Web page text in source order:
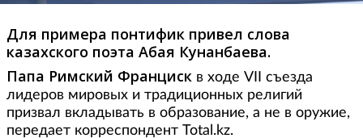
Для примера понтифик привел слова
казахского поэта Абая Кунанбаева.
Папа Римский Франциск в ходе VII съезда
лидеров мировых и традиционных религий
призвал вкладывать в образование, а не в оружие,
передает корреспондент Total.kz.